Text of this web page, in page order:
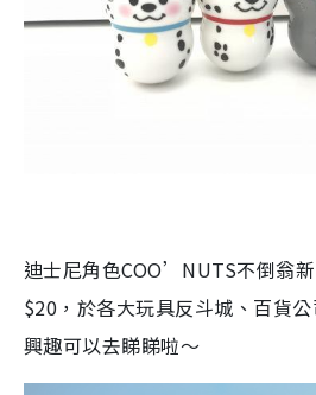
迪士尼角色COO’NUTS不倒翁
$20 ，於各大玩具反斗城、百貨
興趣可以去睇睇啦～